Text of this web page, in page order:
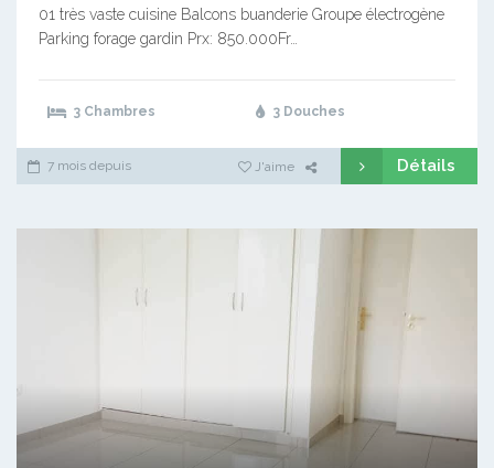
01 très vaste cuisine Balcons buanderie Groupe électrogène
Parking forage gardin Prx: 850.000Fr…
3 Chambres 3 Douches
7 mois depuis J'aime Détails